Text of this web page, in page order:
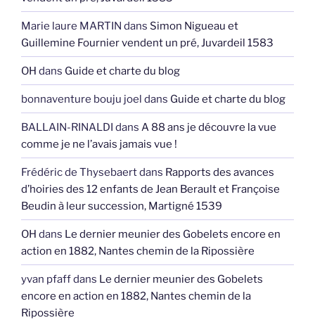
Marie laure MARTIN dans Simon Nigueau et
Guillemine Fournier vendent un pré, Juvardeil 1583
OH dans Guide et charte du blog
bonnaventure bouju joel dans Guide et charte du blog
BALLAIN-RINALDI dans A 88 ans je découvre la vue
comme je ne l’avais jamais vue !
Frédéric de Thysebaertdans Rapports des avances
d’hoiries des 12 enfants de Jean Berault et Françoise
Beudin à leur succession, Martigné 1539
OH dans Le dernier meunier des Gobelets encore en
action en 1882, Nantes chemin de la Ripossière
yvan pfaffdans Le dernier meunier des Gobelets
encore en action en 1882, Nantes chemin de la
Ripossière